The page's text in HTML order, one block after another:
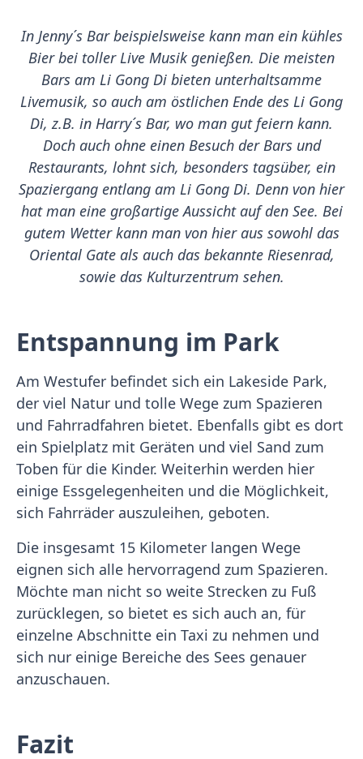
In Jenny´s Bar beispielsweise kann man ein kühles
Bier bei toller Live Musik genießen. Die meisten
Bars am Li Gong Di bieten unterhaltsamme
Livemusik, so auch am östlichen Ende des Li Gong
Di, z.B. in Harry´s Bar, wo man gut feiern kann.
Doch auch ohne einen Besuch der Bars und
Restaurants, lohnt sich, besonders tagsüber, ein
Spaziergang entlang am Li Gong Di. Denn von hier
hat man eine großartige Aussicht auf den See. Bei
gutem Wetter kann man von hier aus sowohl das
Oriental Gate als auch das bekannte Riesenrad,
sowie das Kulturzentrum sehen.
Entspannung im Park
Am Westufer befindet sich ein Lakeside Park,
der viel Natur und tolle Wege zum Spazieren
und Fahrradfahren bietet. Ebenfalls gibt es dort
ein Spielplatz mit Geräten und viel Sand zum
Toben für die Kinder. Weiterhin werden hier
einige Essgelegenheiten und die Möglichkeit,
sich Fahrräder auszuleihen, geboten.
Die insgesamt 15 Kilometer langen Wege
eignen sich alle hervorragend zum Spazieren.
Möchte man nicht so weite Strecken zu Fuß
zurücklegen, so bietet es sich auch an, für
einzelne Abschnitte ein Taxi zu nehmen und
sich nur einige Bereiche des Sees genauer
anzuschauen.
Fazit